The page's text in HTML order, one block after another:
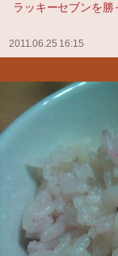
ラッキーセブンを
2011.06.25 16:15